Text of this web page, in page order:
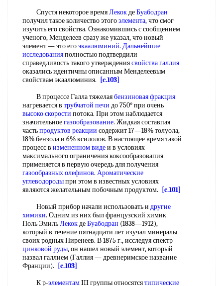
Спустя некоторое времяЛекокдеБуабодран
получил такое количество этогоэлемента, что смог
изучить его свойства. Ознакомившись с сообщением
ученого, Менделеев сразу же указал, что новый
элемент — это егоэкаалюминий. Дальнейшие
исследованияполностью подтвердили
справедливость такого утверждениясвойства галлия
оказались идентичны описанным Менделеевым
свойствам экаалюминия.
[c.103]
В процессе Галла тяжелаябензиновая фракция
нагревается в трубчатой печи до 750° при очень
высоко скорости потока. При этом наблюдается
значительноегазообразование. Жидкая составпая
частьпродуктов реакции содержит 17—18% толуола,
18% бензола и 6% ксилолов. В настоящее время такой
процесс в измененном видеи в условиях
максимального ограничения коксообразовапия
применяется в первую очередь для получения
газообразных олефинов. Ароматические
углеводородыпри этом в известных условиях
являются желательным побочным продуктом.
[c.101]
Новый прибор начали использовать и другие
химики. Одним из них был французский химик
Поль ЭмильЛекокдеБуабодран (1838—1912),
который в течение пятнадцати лет изучал минералы
своих родных Пиренеев. В 1875 г., исследуя спектр
цинковой руды, он нашел новый элемент, который
назвал галлием (Галлия — древнеримское название
Франции).
[c.103]
К р-элементамIII группы относятсятипические